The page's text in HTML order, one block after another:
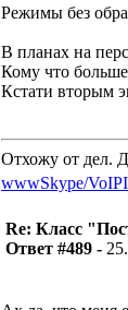
Режимы без
В планах на
Кому что
Кстати вторым
Отхожу от дел.
wwwSkype/VoIP
Re: Класс
Ответ #489 -